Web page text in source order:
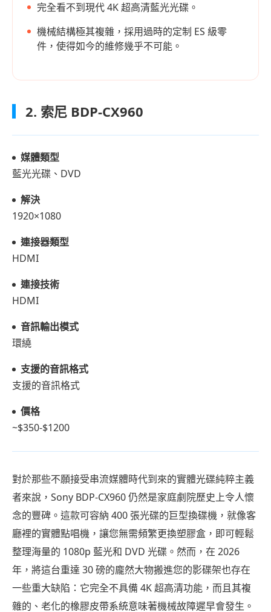
完全看不到現代 4K 超高清藍光光碟。
機械結構極其複雜，採用過時的定制 ES 級零
件，使得如今的維修幾乎不可能。
2. 索尼 BDP-CX960
媒體類型
藍光光碟、DVD
解決
1920×1080
連接器類型
HDMI
連接技術
HDMI
音訊輸出模式
環繞
支援的音訊格式
支援的音訊格式
價格
~$350-$1200
對於那些不願接受串流媒體時代到來的實體光碟純粹主義
者來說，Sony BDP-CX960 仍然是家庭劇院歷史上令人懷
念的豐碑。這款可容納 400 張光碟的巨型換碟機，就像客
廳裡的實體點唱機，讓您無需頻繁更換塑膠盒，即可輕鬆
整理海量的 1080p 藍光和 DVD 光碟。然而，在 2026
年，將這台重達 30 磅的龐然大物搬進您的影碟架也存在
一些重大缺陷：它完全不具備 4K 超高清功能，而且其複
雜的、老化的橡膠皮帶系統意味著機械故障遲早會發生。